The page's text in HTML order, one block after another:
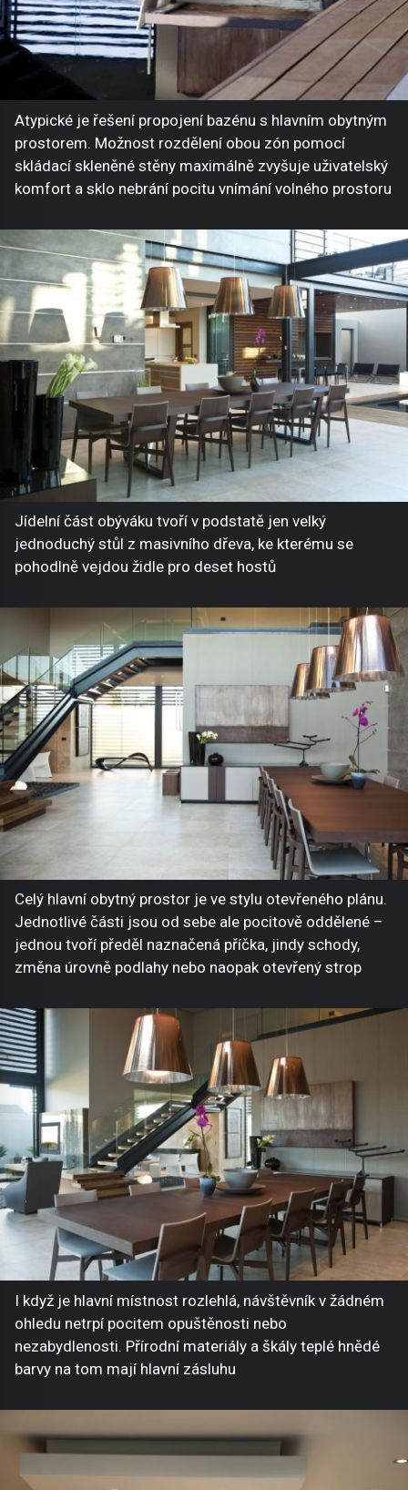
Atypické je řešení propojení bazénu s hlavním obytným
prostorem. Možnost rozdělení obou zón pomocí
skládací skleněné stěny maximálně zvyšuje uživatelský
komfort a sklo nebrání pocitu vnímání volného prostoru
Jídelní část obýváku tvoří v podstatě jen velký
jednoduchý stůl z masivního dřeva, ke kterému se
pohodlně vejdou židle pro deset hostů
Celý hlavní obytný prostor je ve stylu otevřeného plánu.
Jednotlivé části jsou od sebe ale pocitově oddělené –
jednou tvoří předěl naznačená příčka, jindy schody,
změna úrovně podlahy nebo naopak otevřený strop
I když je hlavní místnost rozlehlá, návštěvník v žádném
ohledu netrpí pocitem opuštěnosti nebo
nezabydlenosti. Přírodní materiály a škály teplé hnědé
barvy na tom mají hlavní zásluhu